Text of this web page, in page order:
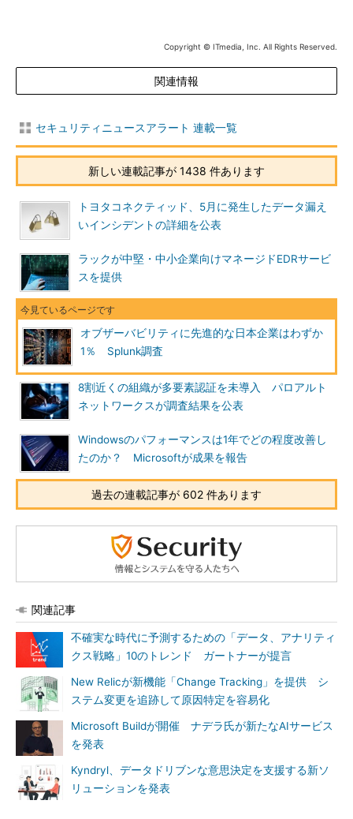
Copyright © ITmedia, Inc. All Rights Reserved.
関連情報
セキュリティニュースアラート 連載一覧
新しい連載記事が 1438 件あります
トヨタコネクティッド、5月に発生したデータ漏え
いインシデントの詳細を公表
ラックが中堅・中小企業向けマネージドEDRサービ
スを提供
オブザーバビリティに先進的な日本企業はわずか
1％ Splunk調査
8割近くの組織が多要素認証を未導入 パロアルト
ネットワークスが調査結果を公表
Windowsのパフォーマンスは1年でどの程度改善し
たのか？ Microsoftが成果を報告
過去の連載記事が 602 件あります
関連記事
不確実な時代に予測するための「データ、アナリティ
クス戦略」10のトレンド ガートナーが提言
New Relicが新機能「Change Tracking」を提供 シ
ステム変更を追跡して原因特定を容易化
Microsoft Buildが開催 ナデラ氏が新たなAIサービス
を発表
Kyndryl、データドリブンな意思決定を支援する新ソ
リューションを発表